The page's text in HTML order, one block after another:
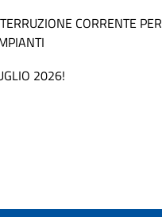
CORRENTE PER
2026!